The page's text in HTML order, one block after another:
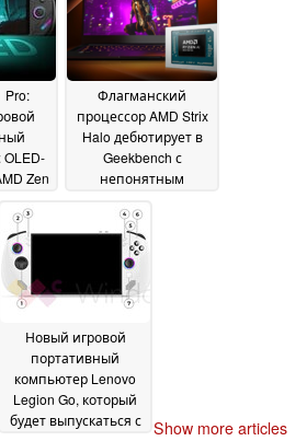
2024
Pro:
Zen
с
от
11
Флагманский
процессор AMD Strix
Halo дебютирует в
Geekbench с
непонятным
производительностью
GPU уровня GeForce
RTX 4060
2024
Новый игровой
портативный
компьютер Lenovo
Legion Go, который
будет выпускаться с
Show more articles